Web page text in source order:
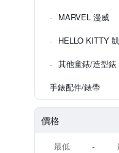
MARVEL 漫威
HELLO KITTY
其他童錶/造型錶
手錶配件/錶帶
價格
-